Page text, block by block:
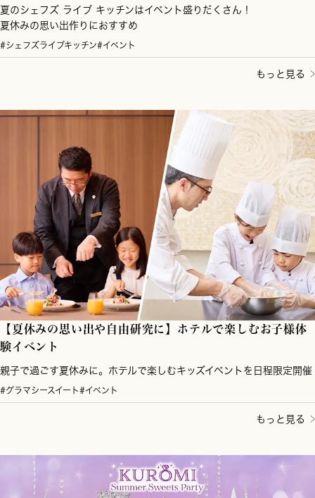
夏のシェフズ ライブ キッチンはイベント盛りだくさん！
夏休みの思い出作りにおすすめ
#シェフズライブキッチン#イベント
もっと見る
【夏休みの思い出や自由研究に】ホテルで楽しむお子様体
験イベント
親子で過ごす夏休みに。ホテルで楽しむキッズイベントを日程限定開催
#グラマシースイート#イベント
もっと見る